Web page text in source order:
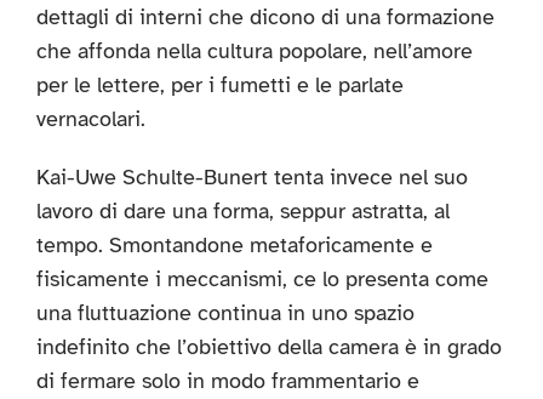
dettagli di interni che dicono di una formazione
che affonda nella cultura popolare, nell’amore
per le lettere, per i fumetti e le parlate
vernacolari.
Kai-Uwe Schulte-Bunert tenta invece nel suo
lavoro di dare una forma, seppur astratta, al
tempo. Smontandone metaforicamente e
fisicamente i meccanismi, ce lo presenta come
una fluttuazione continua in uno spazio
indefinito che l’obiettivo della camera è in grado
di fermare solo in modo frammentario e